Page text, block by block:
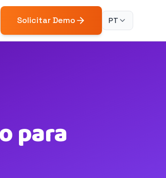
Solicitar Demo PT
para